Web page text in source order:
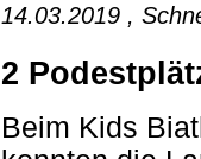
14.03.2019 ,
2
Beim Kids